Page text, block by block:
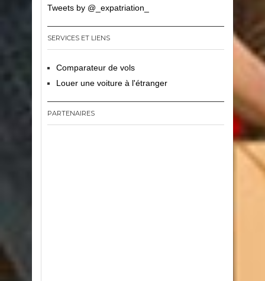
Tweets by @_expatriation_
SERVICES ET LIENS
Comparateur de vols
Louer une voiture à l'étranger
PARTENAIRES